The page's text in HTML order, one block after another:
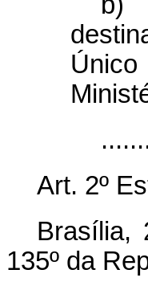
Art. 2º
Brasília,
135º da